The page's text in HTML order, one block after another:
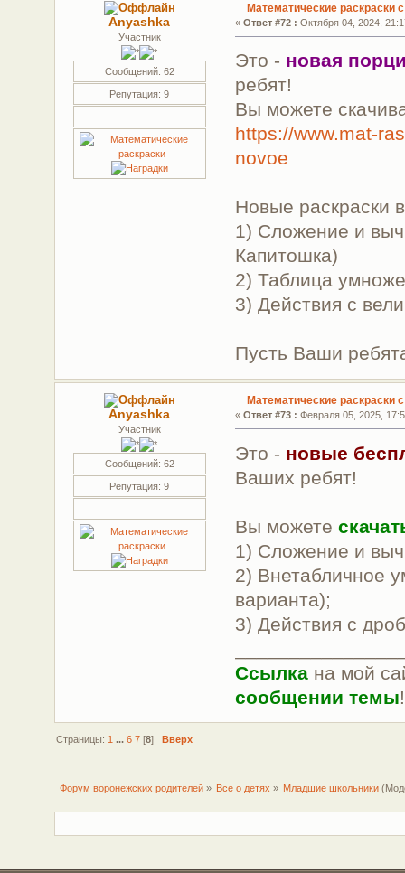
Anyashka
Участник
Сообщений: 62
Репутация: 9
Математические раскраски
«Ответ #72 : Октября 04, 2024,
Это - новая
ребят!
Вы можете
https://www.mat-
novoe
Новые раскраски
1) Сложение и
Капитошка)
2) Таблица
3) Действия с
Пусть Ваши
Anyashka
Участник
Сообщений: 62
Репутация: 9
Математические раскраски
«Ответ #73 : Февраля 05, 2025,
Это - новые
Ваших ребят!
Вы можете
1) Сложение и
2) Внетабличное
варианта);
3) Действия с
Ссылка на мой
сообщении темы!
Страницы: 1 ... 6 7[8] Вверх
Форум воронежских родителей» Все о детях » Младшие школьники